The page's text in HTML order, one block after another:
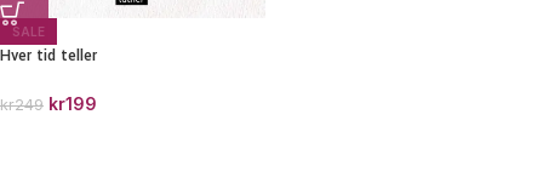
SALE
Hver tid teller
kr249 kr199